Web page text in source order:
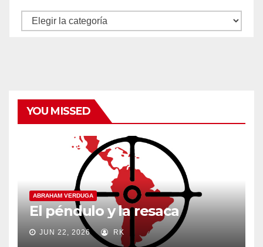
Autores
YOU MISSED
ABRAHAM VERDUGA
El péndulo y la resaca
JUN 22, 2026 RK